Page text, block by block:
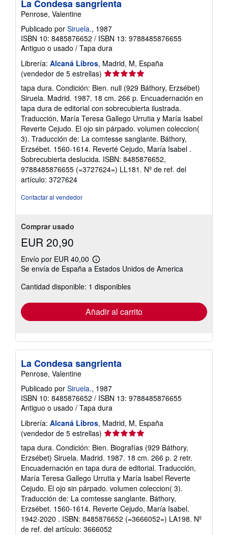
La Condesa sangrienta
Penrose, Valentine
Publicado por Siruela., 1987
ISBN 10: 8485876652 / ISBN 13: 9788485876655
Antiguo o usado / Tapa dura
Librería: Alcaná Libros, Madrid, M, España
(vendedor de 5 estrellas) Calificación
vendedor:
5
de
5
estrellas
tapa dura. Condición: Bien. null (929 Báthory, Erzsébet)
Siruela. Madrid. 1987. 18 cm. 266 p. Encuadernación en
tapa dura de editorial con sobrecubierta ilustrada.
Traducción, María Teresa Gallego Urrutia y María Isabel
Reverte Cejudo. El ojo sin párpado. volumen coleccion(
3). Traducción de: La comtesse sanglante. Báthory,
Erzsébet. 1560-1614. Reverté Cejudo, María Isabel .
Sobrecubierta deslucida. ISBN: 8485876652,
9788485876655 (=3727624=) LL181. Nº de ref. del
artículo: 3727624
Contactar al vendedor
Comprar usado
EUR 20,90
Envío por EUR 40,00
Más
información
las
tarifas
envío
Se envía de España a Estados Unidos de America
Cantidad disponible: 1 disponibles
Añadir al carrito
La Condesa sangrienta
Penrose, Valentine
Publicado por Siruela., 1987
ISBN 10: 8485876652 / ISBN 13: 9788485876655
Antiguo o usado / Tapa dura
Librería: Alcaná Libros, Madrid, M, España
(vendedor de 5 estrellas) Calificación
del
vendedor:
5
de
5
estrellas
tapa dura. Condición: Bien. Biografías (929 Báthory,
Erzsébet) Siruela. Madrid. 1987. 18 cm. 266 p. 2 retr.
Encuadernación en tapa dura de editorial. Traducción,
María Teresa Gallego Urrutia y María Isabel Reverte
Cejudo. El ojo sin párpado. volumen coleccion( 3).
Traducción de: La comtesse sanglante. Báthory,
Erzsébet. 1560-1614. Reverte Cejudo, María Isabel.
1942-2020 . ISBN: 8485876652 (=3666052=) LA198. Nº
de ref. del artículo: 3666052